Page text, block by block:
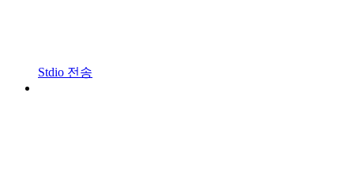
Stdio 전송